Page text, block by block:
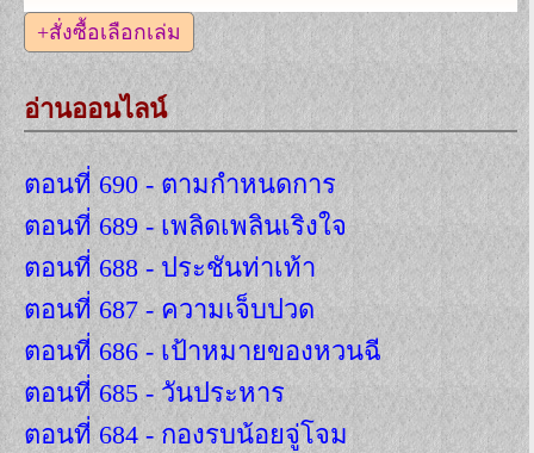
+สั่งซื้อเลือกเล่ม
อ่านออนไลน์
ตอนที่ 690 - ตามกำหนดการ
ตอนที่ 689 - เพลิดเพลินเริงใจ
ตอนที่ 688 - ประชันท่าเท้า
ตอนที่ 687 - ความเจ็บปวด
ตอนที่ 686 - เป้าหมายของหวนฉี
ตอนที่ 685 - วันประหาร
ตอนที่ 684 - กองรบน้อยจู่โจม